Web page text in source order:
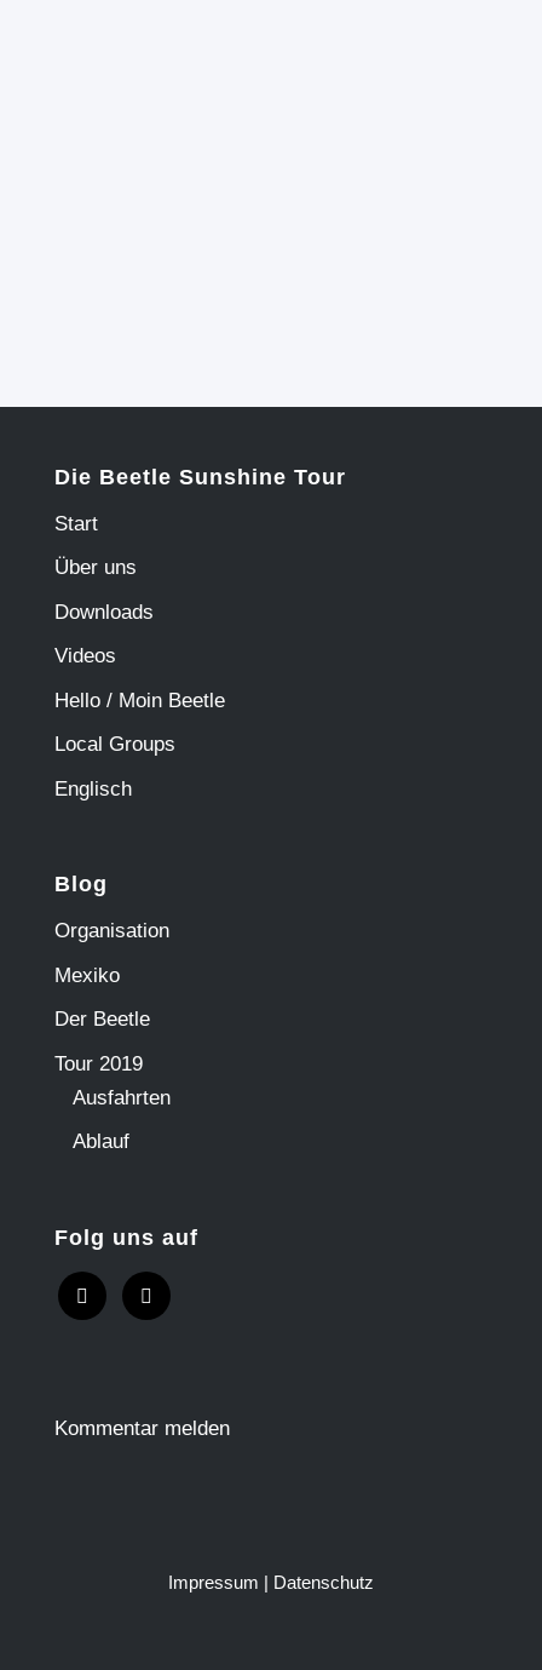
Die Beetle Sunshine Tour
Start
Über uns
Downloads
Videos
Hello / Moin Beetle
Local Groups
Englisch
Blog
Organisation
Mexiko
Der Beetle
Tour 2019
Ausfahrten
Ablauf
Folg uns auf
Kommentar melden
Impressum Datenschutz